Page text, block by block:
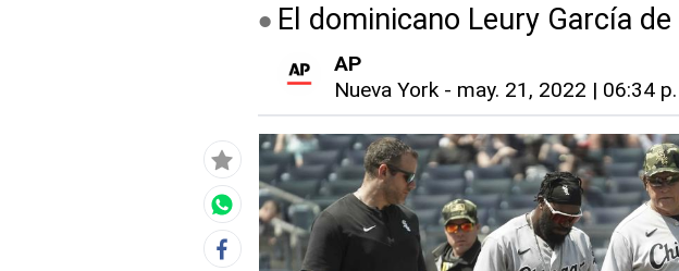
El dominicano Leury García
AP
Nueva York- may. 21, 2022 | 06:34